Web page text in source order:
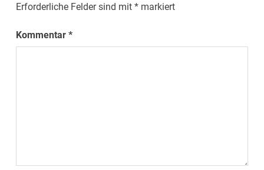
Erforderliche Felder sind mit* markiert
Kommentar*